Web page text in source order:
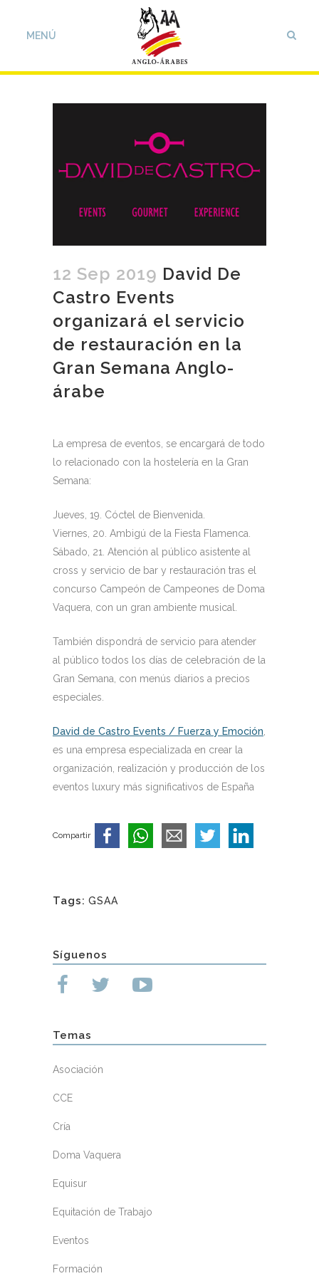
12 Sep 2019 David De
Castro Events
organizará el servicio
de restauración en la
Gran Semana Anglo-
árabe
La empresa de eventos, se encargará de todo
lo relacionado con la hostelería en la Gran
Semana:
Jueves, 19. Cóctel de Bienvenida.
Viernes, 20. Ambigú de la Fiesta Flamenca.
Sábado, 21. Atención al público asistente al
cross y servicio de bar y restauración tras el
concurso Campeón de Campeones de Doma
Vaquera, con un gran ambiente musical.
También dispondrá de servicio para atender
al público todos los días de celebración de la
Gran Semana, con menús diarios a precios
especiales.
David de Castro Events / Fuerza y Emoción
es una empresa especializada en crear la
organización, realización y producción de los
eventos luxury más significativos de España
Compartir
Tags: GSAA
Síguenos
Temas
Asociación
CCE
Cría
Doma Vaquera
Equisur
Equitación de Trabajo
Eventos
Formación